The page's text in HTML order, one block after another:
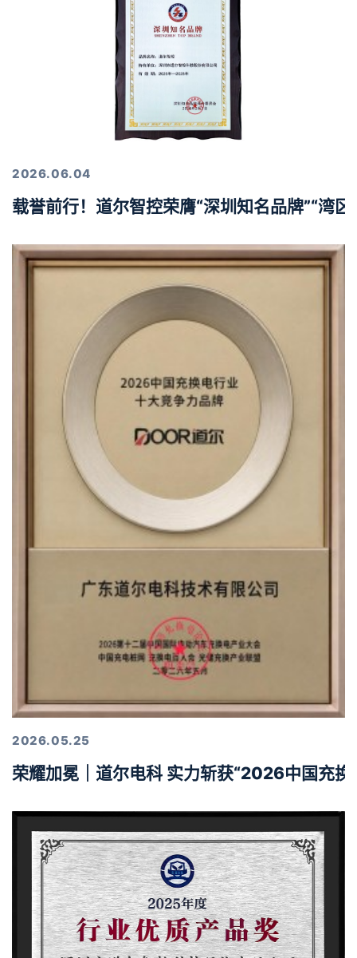
2026.06.04
载誉前行！道尔智控荣膺“深圳知名品牌”“湾
2026.05.25
荣耀加冕｜道尔电科 实力斩获“2026中国充换